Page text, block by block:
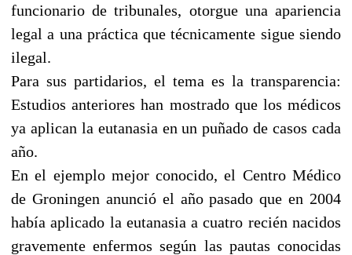
funcionario de tribunales, otorgue una apariencia
legal a una práctica que técnicamente sigue siendo
ilegal.
Para sus partidarios, el tema es la transparencia:
Estudios anteriores han mostrado que los médicos
ya aplican la eutanasia en un puñado de casos cada
año.
En el ejemplo mejor conocido, el Centro Médico
de Groningen anunció el año pasado que en 2004
había aplicado la eutanasia a cuatro recién nacidos
gravemente enfermos según las pautas conocidas